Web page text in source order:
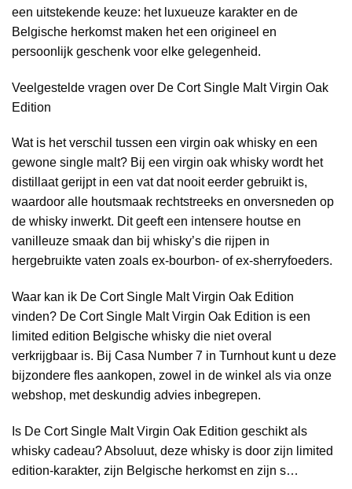
een uitstekende keuze: het luxueuze karakter en de
Belgische herkomst maken het een origineel en
persoonlijk geschenk voor elke gelegenheid.
Veelgestelde vragen over De Cort Single Malt Virgin Oak
Edition
Wat is het verschil tussen een virgin oak whisky en een
gewone single malt? Bij een virgin oak whisky wordt het
distillaat gerijpt in een vat dat nooit eerder gebruikt is,
waardoor alle houtsmaak rechtstreeks en onversneden op
de whisky inwerkt. Dit geeft een intensere houtse en
vanilleuze smaak dan bij whisky’s die rijpen in
hergebruikte vaten zoals ex-bourbon- of ex-sherryfoeders.
Waar kan ik De Cort Single Malt Virgin Oak Edition
vinden? De Cort Single Malt Virgin Oak Edition is een
limited edition Belgische whisky die niet overal
verkrijgbaar is. Bij Casa Number 7 in Turnhout kunt u deze
bijzondere fles aankopen, zowel in de winkel als via onze
webshop, met deskundig advies inbegrepen.
Is De Cort Single Malt Virgin Oak Edition geschikt als
whisky cadeau? Absoluut, deze whisky is door zijn limited
edition-karakter, zijn Belgische herkomst en zijn s…